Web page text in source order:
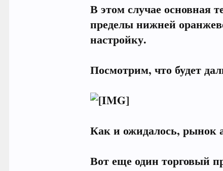
В этом случае основная
пределы нижней
настройку.
Посмотрим, что будет
Как и ожидалось, рынок
Вот еще один торговый